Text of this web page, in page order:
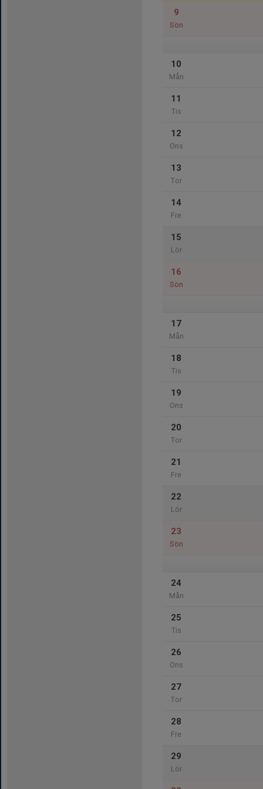
9
Sön
10
Mån
11
Tis
12
Ons
13
Tor
14
Fre
15
Lör
16
Sön
17
Mån
18
Tis
19
Ons
20
Tor
21
Fre
22
Lör
23
Sön
24
Mån
25
Tis
26
Ons
27
Tor
28
Fre
29
Lör